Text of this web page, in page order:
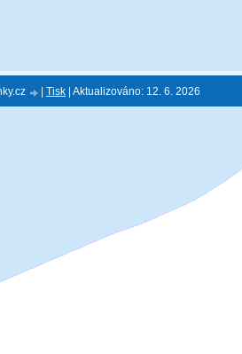
Tisk Aktualizováno: 12. 6. 2026